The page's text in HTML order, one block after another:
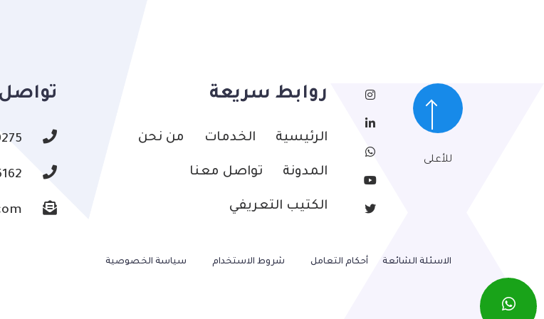
للأعلى
روابط سريعة
الرئيسية الخدمات من نحن
المدونة تواصل معنا
الكتيب التعريفي
الاسئلة الشائعة أحكام التعامل شروط الاستخدام سياسة الخصوصية